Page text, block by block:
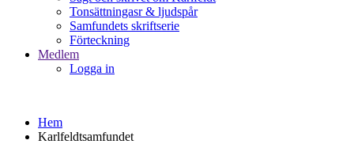
Tonsättningasr & ljudspår
Samfundets skriftserie
Förteckning
Medlem
Logga in
Hem
Karlfeldtsamfundet